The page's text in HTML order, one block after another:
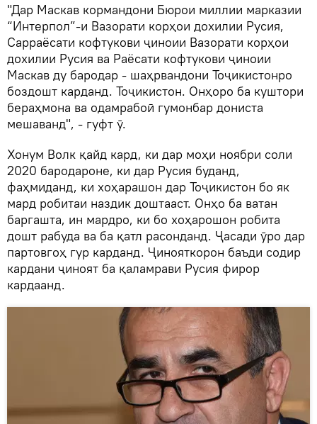
"Дар Маскав кормандони Бюрои миллии марказии
“Интерпол”-и Вазорати корҳои дохилии Русия,
Сарраёсати кофтукови ҷиноии Вазорати корҳои
дохилии Русия ва Раёсати кофтукови ҷиноии
Маскав ду бародар - шаҳрвандони Тоҷикистонро
боздошт карданд. Тоҷикистон. Онҳоро ба куштори
бераҳмона ва одамрабоӣ гумонбар дониста
мешаванд", - гуфт ӯ.
Хонум Волк қайд кард, ки дар моҳи ноябри соли
2020 бародароне, ки дар Русия буданд,
фаҳмиданд, ки хоҳарашон дар Тоҷикистон бо як
мард робитаи наздик доштааст. Онҳо ба ватан
баргашта, ин мардро, ки бо хоҳарошон робита
дошт рабуда ва ба қатл расонданд. Ҷасади ӯро дар
партовгоҳ гур карданд. Ҷинояткорон баъди содир
кардани ҷиноят ба қаламрави Русия фирор
кардаанд.